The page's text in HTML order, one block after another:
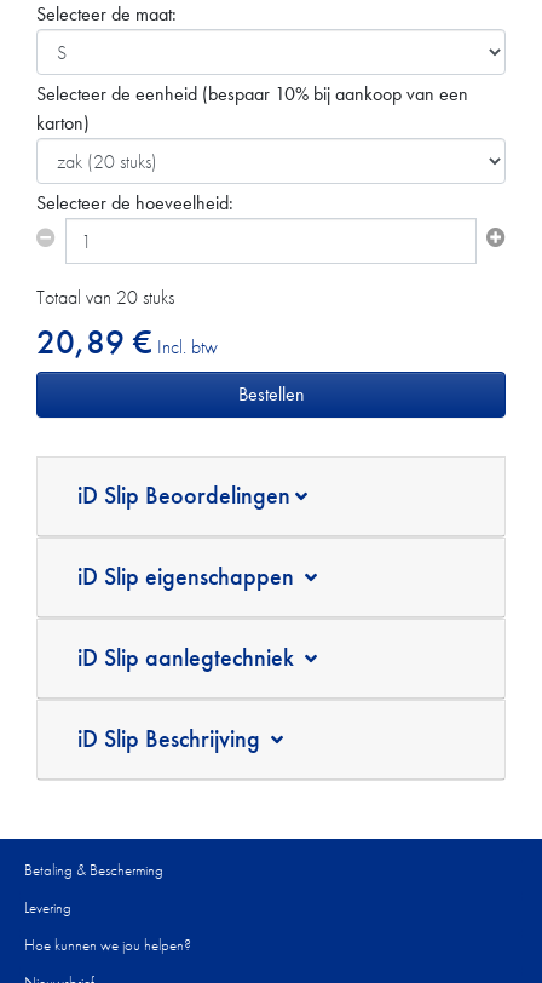
Selecteer de maat:
Selecteer de eenheid (bespaar 10% bij aankoop van een
karton)
Selecteer de hoeveelheid:
Totaal van 20 stuks
20,89 € Incl. btw
iD Slip Beoordelingen
iD Slip eigenschappen
iD Slip aanlegtechniek
iD Slip Beschrijving
Betaling & Bescherming
Levering
Hoe kunnen we jou helpen?